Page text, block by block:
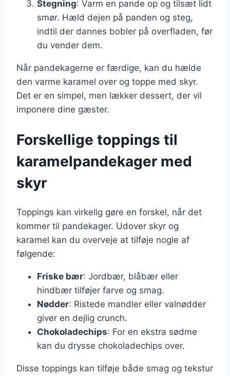
Stegning: Varm en pande op og tilsæt lidt
smør. Hæld dejen på panden og steg,
indtil der dannes bobler på overfladen, før
du vender dem.
Når pandekagerne er færdige, kan du hælde
den varme karamel over og toppe med skyr.
Det er en simpel, men lækker dessert, der vil
imponere dine gæster.
Forskellige toppings til
karamelpandekager med
skyr
Toppings kan virkelig gøre en forskel, når det
kommer til pandekager. Udover skyr og
karamel kan du overveje at tilføje nogle af
følgende:
Friske bær: Jordbær, blåbær eller
hindbær tilføjer farve og smag.
Nødder: Ristede mandler eller valnødder
giver en dejlig crunch.
Chokoladechips: For en ekstra sødme
kan du drysse chokoladechips over.
Disse toppings kan tilføje både smag og tekstur